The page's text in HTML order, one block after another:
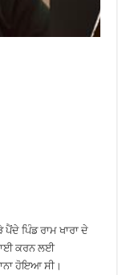
ਪਿੰਡ ਰਾਮ ਖਾਰਾ ਦੇ
ਕਰਨ ਲਈ
ਹੋਇਆ ਸੀ।